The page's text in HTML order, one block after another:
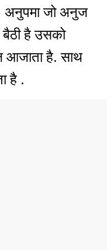
अनुपमा जो अनुज
है उसको
आजाता है. साथ
है .